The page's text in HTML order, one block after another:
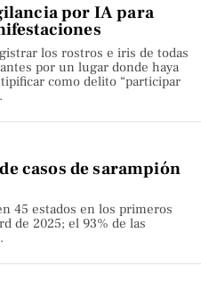
por IA para
los rostros e iris de todas
por un lugar donde haya
como delito “participar
casos de sarampión
45 estados en los primeros
de 2025; el 93% de las